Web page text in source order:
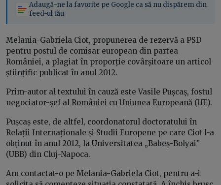
Adaugă-ne la favorite pe Google ca să nu dispărem din
feed-ul tău
Melania-Gabriela Ciot, propunerea de rezervă a PSD
pentru postul de comisar european din partea
României, a plagiat în proporție covârșitoare un articol
științific publicat în anul 2012.
Prim-autor al textului în cauză este Vasile Pușcaș, fostul
negociator-șef al României cu Uniunea Europeană (UE).
Pușcaș este, de altfel, coordonatorul doctoratului în
Relații Internaționale și Studii Europene pe care Ciot l-a
obținut în anul 2012, la Universitatea „Babeș-Bolyai”
(UBB) din Cluj-Napoca.
Am contactat-o pe Melania-Gabriela Ciot, pentru a-i